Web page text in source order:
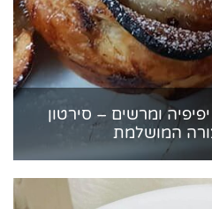
ומרשים – סירטון
המושלמת